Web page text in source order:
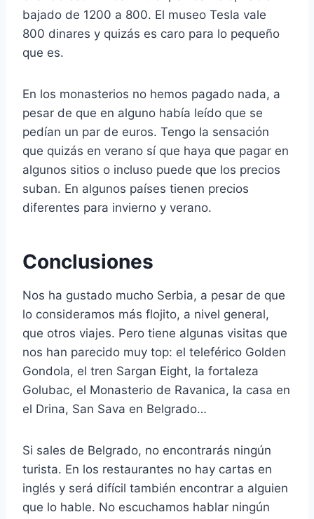
bajado de 1200 a 800. El museo Tesla vale
800 dinares y quizás es caro para lo pequeño
que es.
En los monasterios no hemos pagado nada, a
pesar de que en alguno había leído que se
pedían un par de euros. Tengo la sensación
que quizás en verano sí que haya que pagar en
algunos sitios o incluso puede que los precios
suban. En algunos países tienen precios
diferentes para invierno y verano.
Conclusiones
Nos ha gustado mucho Serbia, a pesar de que
lo consideramos más flojito, a nivel general,
que otros viajes. Pero tiene algunas visitas que
nos han parecido muy top: el teleférico Golden
Gondola, el tren Sargan Eight, la fortaleza
Golubac, el Monasterio de Ravanica, la casa en
el Drina, San Sava en Belgrado…
Si sales de Belgrado, no encontrarás ningún
turista. En los restaurantes no hay cartas en
inglés y será difícil también encontrar a alguien
que lo hable. No escuchamos hablar ningún